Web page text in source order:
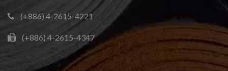
(+886) 4-2615-4221
(+886) 4-2615-4347